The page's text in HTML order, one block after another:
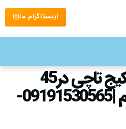
اینستاگرام ما
نمایندگی تعمیر پکیج تاچی در45
متری عمار یاسر قم |09191530565-